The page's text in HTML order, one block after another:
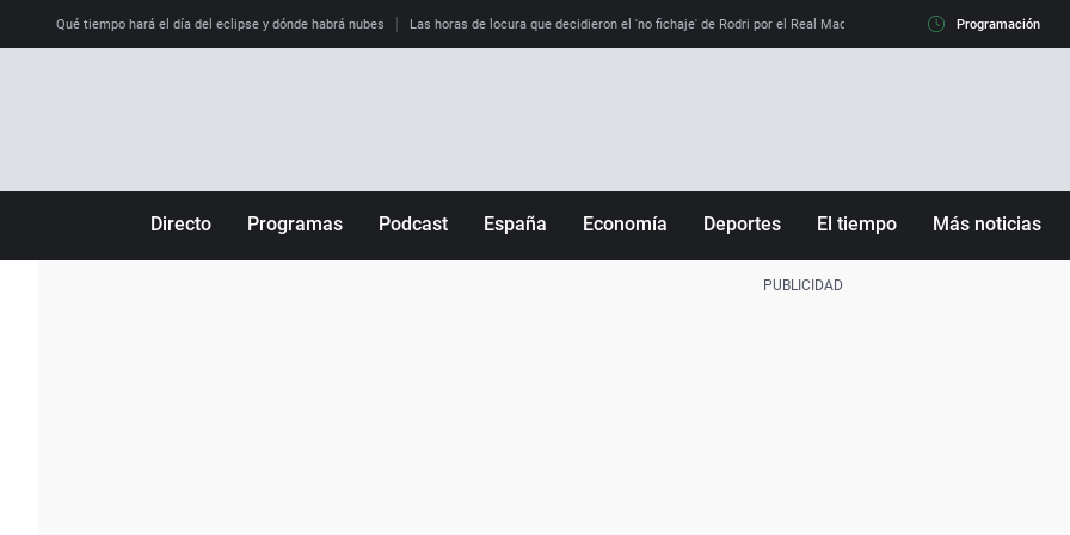
Qué tiempo hará el día del eclipse y dónde habrá nubes Las horas de locura que decidieron el 'no fichaje' de Rodri por el Real Madrid y su 'sí' al Barça La llamada
Programación
Directo Programas Podcast España Economía Deportes El tiempo Más noticias